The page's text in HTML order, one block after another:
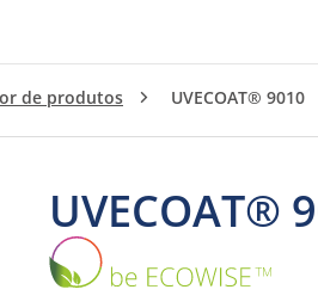
de produtos UVECOAT® 9010
UVECOAT®
9010